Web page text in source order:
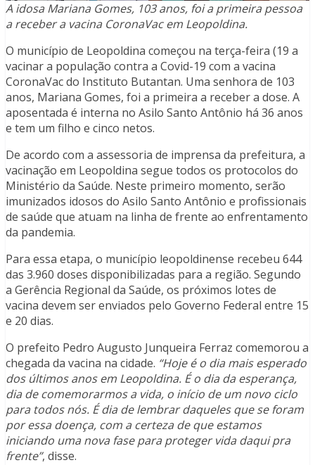
A idosa Mariana Gomes, 103 anos, foi a primeira pessoa
a receber a vacina CoronaVac em Leopoldina.
O município de Leopoldina começou na terça-feira (19 a
vacinar a população contra a Covid-19 com a vacina
CoronaVac do Instituto Butantan. Uma senhora de 103
anos, Mariana Gomes, foi a primeira a receber a dose. A
aposentada é interna no Asilo Santo Antônio há 36 anos
e tem um filho e cinco netos.
De acordo com a assessoria de imprensa da prefeitura, a
vacinação em Leopoldina segue todos os protocolos do
Ministério da Saúde. Neste primeiro momento, serão
imunizados idosos do Asilo Santo Antônio e profissionais
de saúde que atuam na linha de frente ao enfrentamento
da pandemia.
Para essa etapa, o município leopoldinense recebeu 644
das 3.960 doses disponibilizadas para a região. Segundo
a Gerência Regional da Saúde, os próximos lotes de
vacina devem ser enviados pelo Governo Federal entre 15
e 20 dias.
O prefeito Pedro Augusto Junqueira Ferraz comemorou a
chegada da vacina na cidade. “Hoje é o dia mais esperado
dos últimos anos em Leopoldina. É o dia da esperança,
dia de comemorarmos a vida, o início de um novo ciclo
para todos nós. É dia de lembrar daqueles que se foram
por essa doença, com a certeza de que estamos
iniciando uma nova fase para proteger vida daqui pra
frente”, disse.